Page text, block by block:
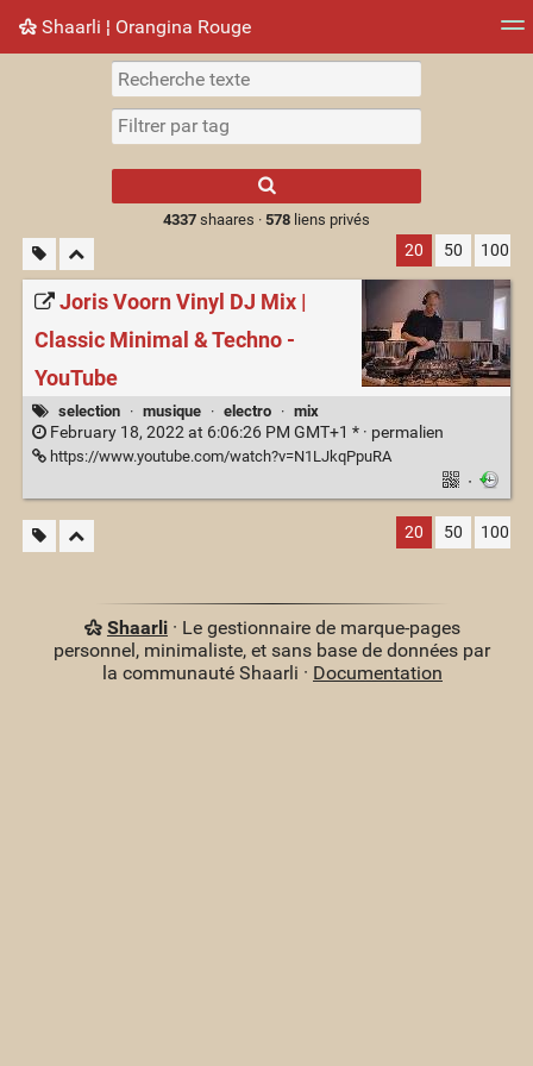
Shaarli ¦ Orangina Rouge
Nuage de tags Mur d'images
results.
4337shaares · 578liens privés
20 50 100
Joris Voorn Vinyl DJ Mix |
Classic Minimal & Techno -
YouTube
selection · musique · electro · mix
February 18, 2022 at 6:06:26 PM GMT+1 * · permalien
https://www.youtube.com/watch?v=N1LJkqPpuRA
·
20 50 100
Shaarli· Le gestionnaire de marque-pages
personnel, minimaliste, et sans base de données par
la communauté Shaarli · Documentation